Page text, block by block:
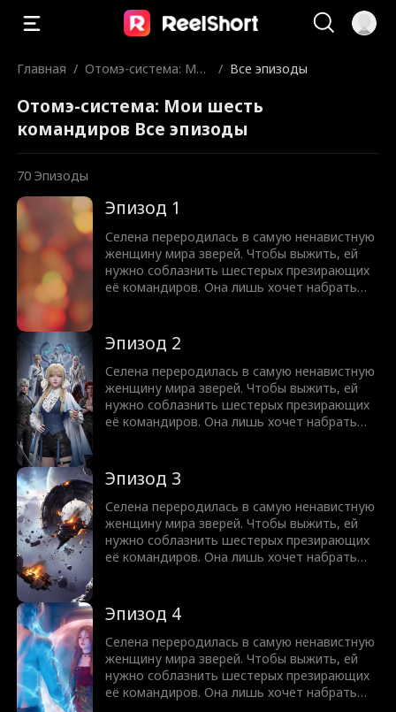
Главная / Отомэ-система: Мои
/ Все эпизоды
Отомэ-система: Мои шесть
командиров Все эпизоды
70 Эпизоды
Эпизод 1
Селена переродилась в самую ненавистную
женщину мира зверей. Чтобы выжить, ей
нужно соблазнить шестерых презирающих
её командиров. Она лишь хочет набрать
отпускает. Теперь все шестеро стоят у её
двери с налитыми кровью глазами: Думала,
что сможешь поиграть нашими чувствами
и уйти?
Эпизод 2
Селена переродилась в самую ненавистную
женщину мира зверей. Чтобы выжить, ей
нужно соблазнить шестерых презирающих
её командиров. Она лишь хочет набрать
отпускает. Теперь все шестеро стоят у её
двери с налитыми кровью глазами: Думала,
что сможешь поиграть нашими чувствами
и уйти?
Эпизод 3
Селена переродилась в самую ненавистную
женщину мира зверей. Чтобы выжить, ей
нужно соблазнить шестерых презирающих
её командиров. Она лишь хочет набрать
отпускает. Теперь все шестеро стоят у её
двери с налитыми кровью глазами: Думала,
что сможешь поиграть нашими чувствами
и уйти?
Эпизод 4
Селена переродилась в самую ненавистную
женщину мира зверей. Чтобы выжить, ей
нужно соблазнить шестерых презирающих
её командиров. Она лишь хочет набрать